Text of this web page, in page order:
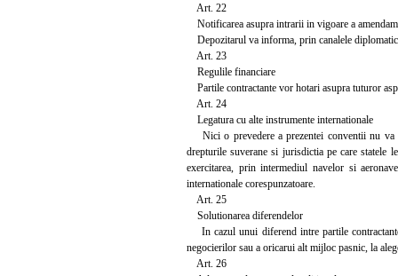
Art. 22
Notificarea asupra intrarii in vigoare a
Depozitarul va informa, prin canalele
Art. 23
Regulile financiare
Partile contractante vor hotari asupra tuturor
Art. 24
Legatura cu alte instrumente internationale
Nici o prevedere a prezentei conventii nu va
drepturile suverane si jurisdictia pe care statele
exercitarea, prin intermediul navelor si
internationale corespunzatoare.
Art. 25
Solutionarea diferendelor
In cazul unui diferend intre partile
negocierilor sau a oricarui alt mijloc pasnic, la
Art. 26